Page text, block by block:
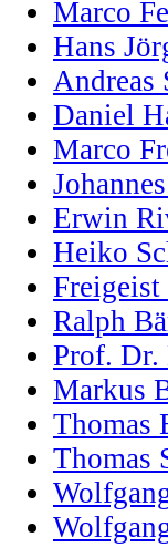
Marco
Hans
Andreas
Daniel
Marco
Erwin
Heiko
Freigeist
Ralph
Prof. Dr.
Markus
Thomas
Thomas